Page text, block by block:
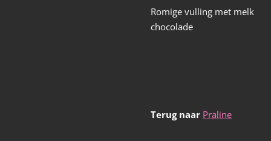
Romige vulling met melk
chocolade
Terug naar Praline